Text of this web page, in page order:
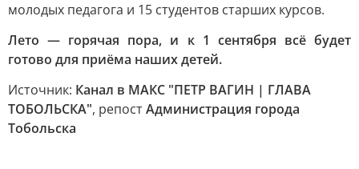
молодых педагога и 15 студентов старших курсов.
Лето — горячая пора, и к 1 сентября всё будет
готово для приёма наших детей.
Источник: Канал в МАКС "ПЕТР ВАГИН | ГЛАВА
ТОБОЛЬСКА", репостАдминистрация города
Тобольска